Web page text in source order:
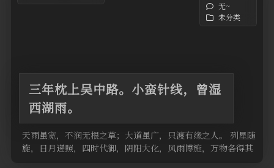
无~
未分类
三年枕上吴中路。小蛮针线，曾湿
西湖雨。
天雨虽宽，不润无根之草；大道虽广，只渡有缘之人。 列星随
旋，日月递照，四时代御，阴阳大化，风雨博施，万物各得其